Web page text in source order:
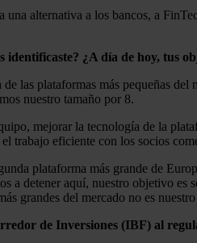
alternativa a los bancos, a
¿A día de hoy, tus
las plataformas más pequeñas
nuestro tamaño por 8.
mejorar la tecnología de la
trabajo eficiente con los socios
plataforma más grande de
a detener aquí, nuestro objetivo
grandes del mercado no es
de Inversiones (IBF) al